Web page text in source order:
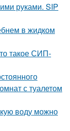
руками. SIP
в жидком
такое СИП-
с туалетом
воду можно